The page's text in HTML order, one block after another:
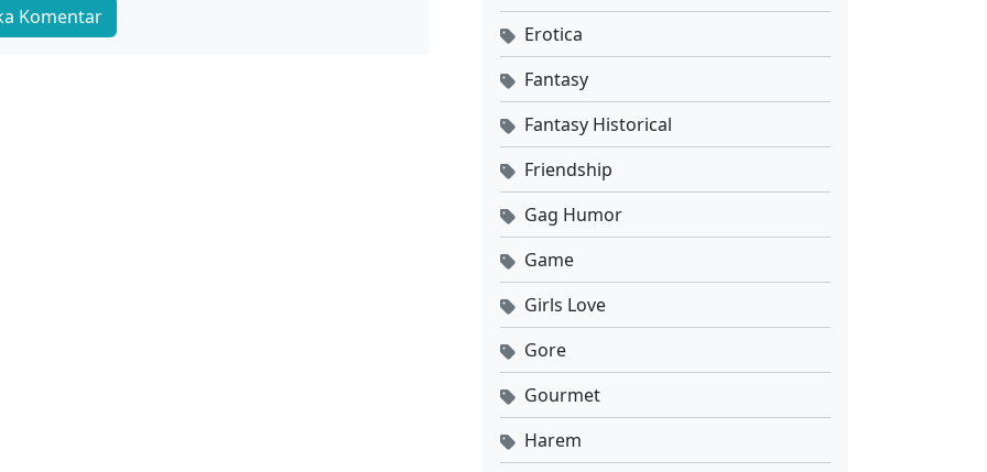
Komentar
Erotica
Fantasy
Fantasy Historical
Friendship
Gag Humor
Game
Girls Love
Gore
Gourmet
Harem